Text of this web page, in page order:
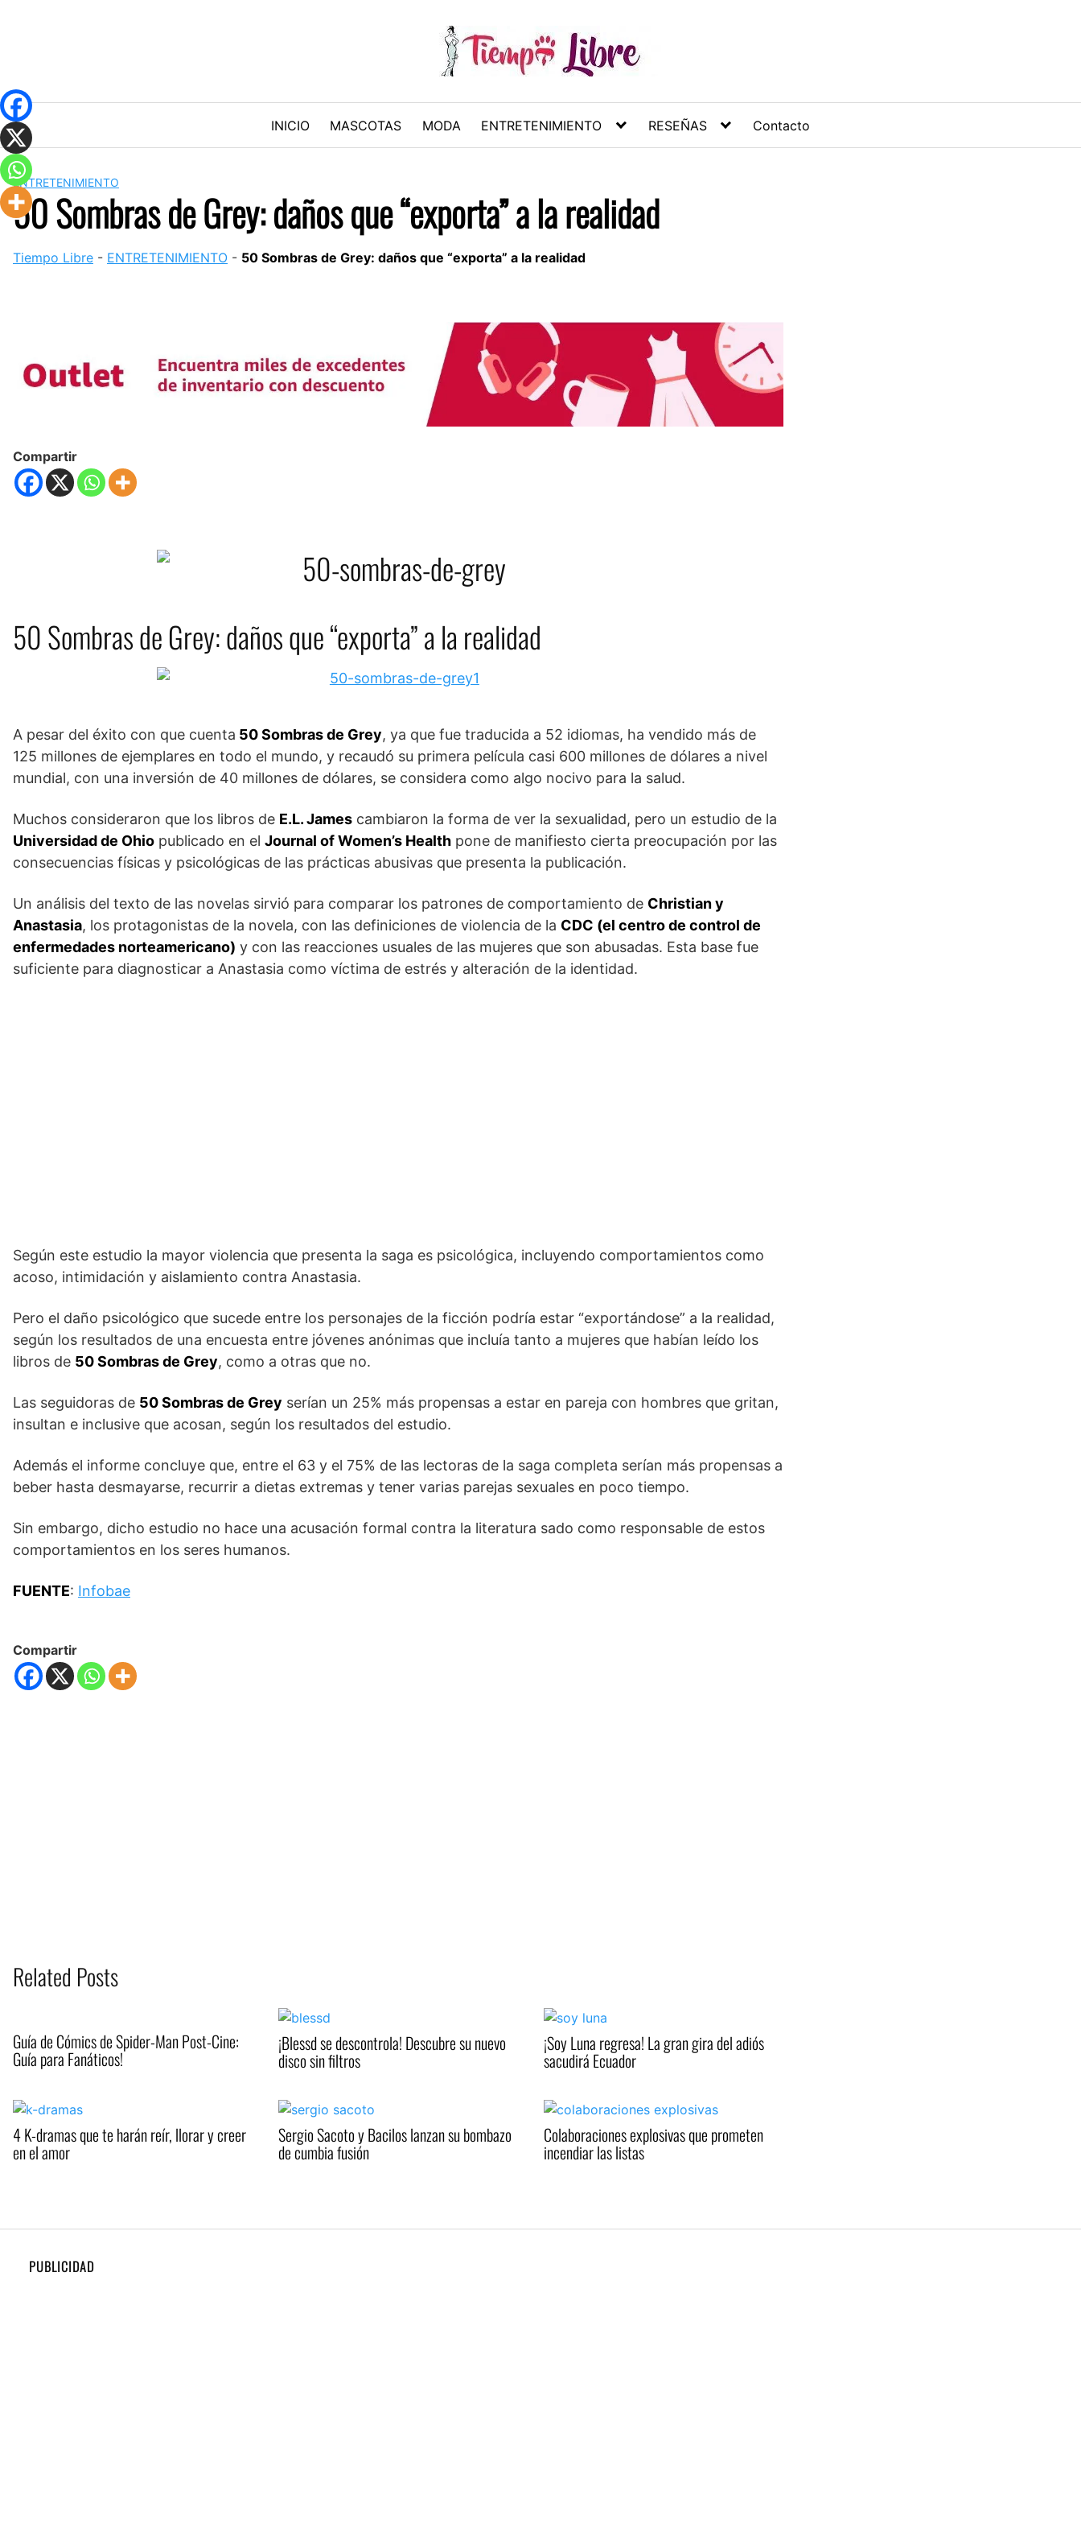
INICIO MASCOTAS MODA ENTRETENIMIENTO RESEÑAS Contacto
ENTRETENIMIENTO
50 Sombras de Grey: daños que “exporta” a la realidad
Tiempo Libre - ENTRETENIMIENTO - 50 Sombras de Grey: daños que “exporta” a la realidad
Compartir
50 Sombras de Grey: daños que “exporta” a la realidad
A pesar del éxito con que cuenta 50 Sombras de Grey, ya que fue traducida a 52 idiomas, ha vendido más de
125 millones de ejemplares en todo el mundo, y recaudó su primera película casi 600 millones de dólares a nivel
mundial, con una inversión de 40 millones de dólares, se considera como algo nocivo para la salud.
Muchos consideraron que los libros de E.L. James cambiaron la forma de ver la sexualidad, pero un estudio de la
Universidad de Ohio publicado en el Journal of Women’s Health pone de manifiesto cierta preocupación por las
consecuencias físicas y psicológicas de las prácticas abusivas que presenta la publicación.
Un análisis del texto de las novelas sirvió para comparar los patrones de comportamiento de Christian y
Anastasia, los protagonistas de la novela, con las definiciones de violencia de la CDC (el centro de control de
enfermedades norteamericano) y con las reacciones usuales de las mujeres que son abusadas. Esta base fue
suficiente para diagnosticar a Anastasia como víctima de estrés y alteración de la identidad.
Según este estudio la mayor violencia que presenta la saga es psicológica, incluyendo comportamientos como
acoso, intimidación y aislamiento contra Anastasia.
Pero el daño psicológico que sucede entre los personajes de la ficción podría estar “exportándose” a la realidad,
según los resultados de una encuesta entre jóvenes anónimas que incluía tanto a mujeres que habían leído los
libros de 50 Sombras de Grey, como a otras que no.
Las seguidoras de 50 Sombras de Grey serían un 25% más propensas a estar en pareja con hombres que gritan,
insultan e inclusive que acosan, según los resultados del estudio.
Además el informe concluye que, entre el 63 y el 75% de las lectoras de la saga completa serían más propensas a
beber hasta desmayarse, recurrir a dietas extremas y tener varias parejas sexuales en poco tiempo.
Sin embargo, dicho estudio no hace una acusación formal contra la literatura sado como responsable de estos
comportamientos en los seres humanos.
FUENTE: Infobae
Compartir
Related Posts
Guía de Cómics de Spider-Man Post-Cine:
Guía para Fanáticos!
¡Blessd se descontrola! Descubre su nuevo
disco sin filtros
¡Soy Luna regresa! La gran gira del adiós
sacudirá Ecuador
4 K-dramas que te harán reír, llorar y creer
en el amor
Sergio Sacoto y Bacilos lanzan su bombazo
de cumbia fusión
Colaboraciones explosivas que prometen
incendiar las listas
PUBLICIDAD